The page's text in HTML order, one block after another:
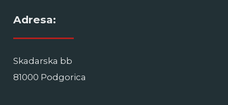
Adresa:
Skadarska bb
81000 Podgorica